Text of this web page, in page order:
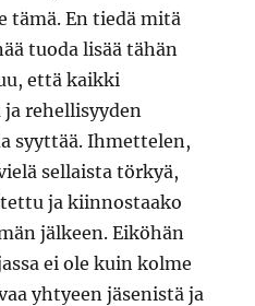
tämä. En tiedä mitä
tuoda lisää tähän
että kaikki
rehellisyyden
syyttää. Ihmettelen,
sellaista törkyä,
ja kiinnostaako
jälkeen. Eiköhän
ei ole kuin kolme
yhtyeen jäsenistä ja